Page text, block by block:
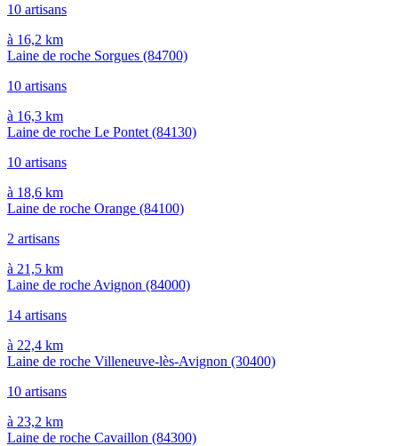
10 artisans
à 16,2 km
Laine de roche Sorgues (84700)
10 artisans
à 16,3 km
Laine de roche Le Pontet (84130)
10 artisans
à 18,6 km
Laine de roche Orange (84100)
2 artisans
à 21,5 km
Laine de roche Avignon (84000)
14 artisans
à 22,4 km
Laine de roche Villeneuve-lès-Avignon (30400)
10 artisans
à 23,2 km
Laine de roche Cavaillon (84300)